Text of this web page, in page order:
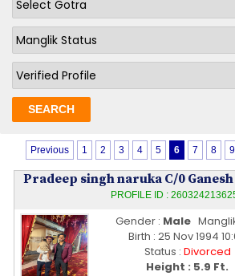
Previous 1 2 3 4 5 6 7 8 9
Pradeep singh naruka C/0
PROFILE ID :
Gender : Male
Birth : 25 Nov 1994
Status : Divorced
Height : 5.9 Ft.